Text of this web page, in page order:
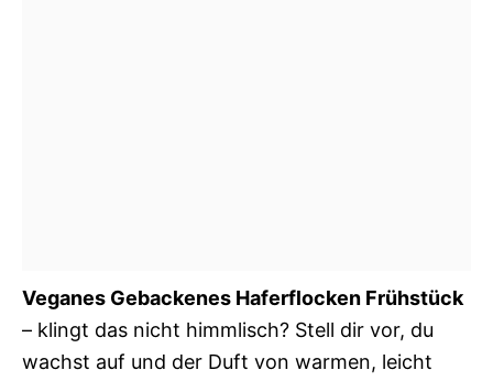
Veganes Gebackenes Haferflocken Frühstück
– klingt das nicht himmlisch? Stell dir vor, du
wachst auf und der Duft von warmen, leicht